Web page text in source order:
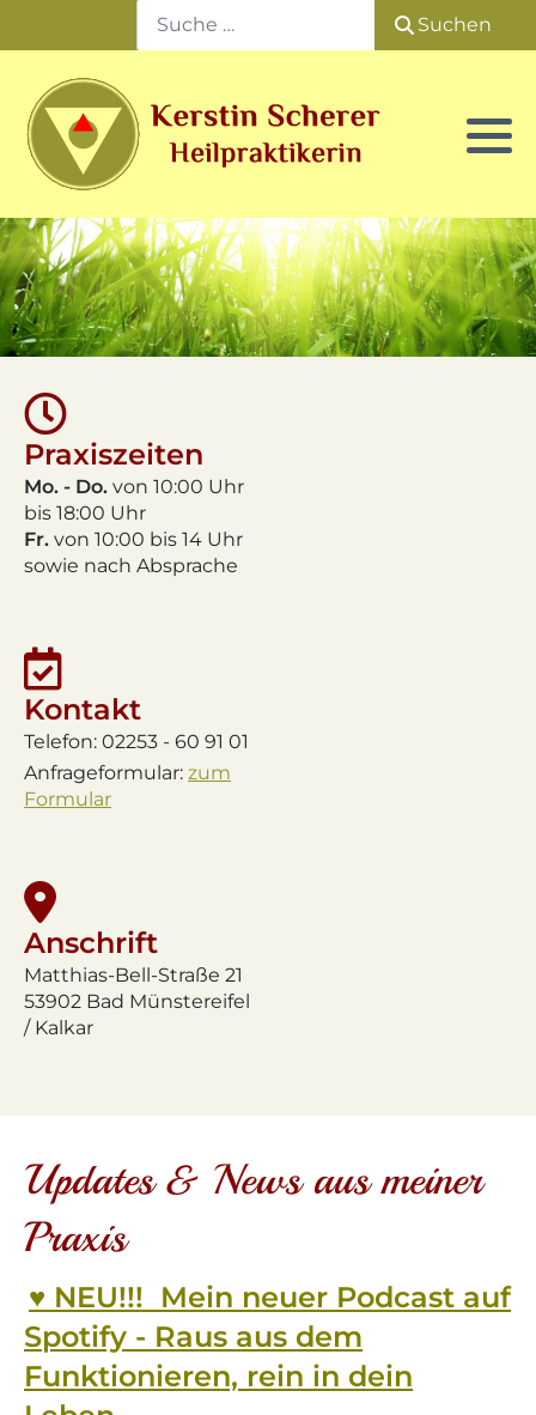
Suchen
Praxiszeiten
Mo. - Do. von 10:00 Uhr
bis 18:00 Uhr
Fr. von 10:00 bis 14 Uhr
sowie nach Absprache
Kontakt
Telefon: 02253 - 60 91 01
Anfrageformular: zum
Formular
Anschrift
Matthias-Bell-Straße 21
53902 Bad Münstereifel
/ Kalkar
Updates & News aus meiner
Praxis
♥ NEU!!! Mein neuer Podcast auf
Spotify - Raus aus dem
Funktionieren, rein in dein
TCM / Akupunktur
Wirbelsäulentherapie
Psychotherapie / Hypnose
Bachblüten
Kostenübernahme
Familienaufstellung